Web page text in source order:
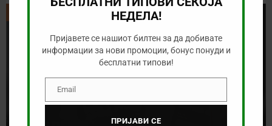
НЕДЕЛА!
Пријавете се нашиот билтен за да добивате
информации за нови промоции, бонус понуди и
бесплатни типови!
EmailEmail
ПРИЈАВИ СЕ